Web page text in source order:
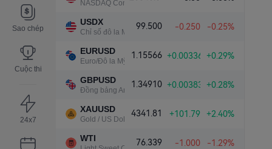
Sao chép
Cuộc thi
24x7
NASDAQ Composite Index
USDX
Chỉ số đô la Mỹ
99.500 -0.250 -0.25%
EURUSD
Euro/Đô la Mỹ
1.15566 +0.00336 +0.29%
GBPUSD
Đồng bảng Anh/Đô la Mỹ
1.34910 +0.00383 +0.28%
XAUUSD
Gold / US Dollar
4341.81 +101.79 +2.40%
WTI 76.339 -1.000 -1.29%